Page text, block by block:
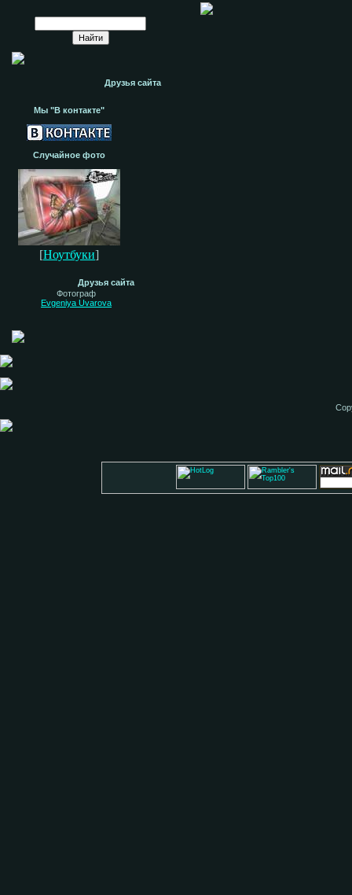
Друзья сайта
Мы "В контакте"
Случайное фото
[Ноутбуки]
Друзья сайта
Фотограф
Evgeniya Uvarova